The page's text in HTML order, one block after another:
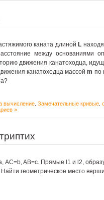
каната длиной L
между основаниями
движения канатоходца,
канатоходца массойm по
вычисление Замечательные кривые
»
AC=b, AB=c. Прямые l1 и l2,
геометрическое место